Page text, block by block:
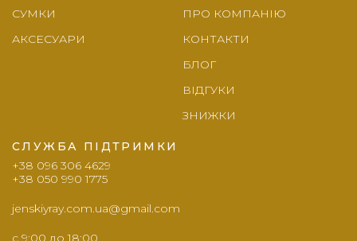
СЛУЖБА ПІДТРИМКИ
+38 096 306 4629
+38 050 990 1775
jenskiyray.com.ua@gmail.com
c 9:00 до 18:00
СУМКИ
АКСЕСУАРИ
ПРО КОМПАНІЮ
КОНТАКТИ
БЛОГ
ВІДГУКИ
ЗНИЖКИ